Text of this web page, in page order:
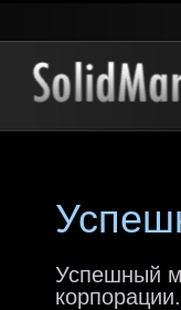
Успешный
корпорации.